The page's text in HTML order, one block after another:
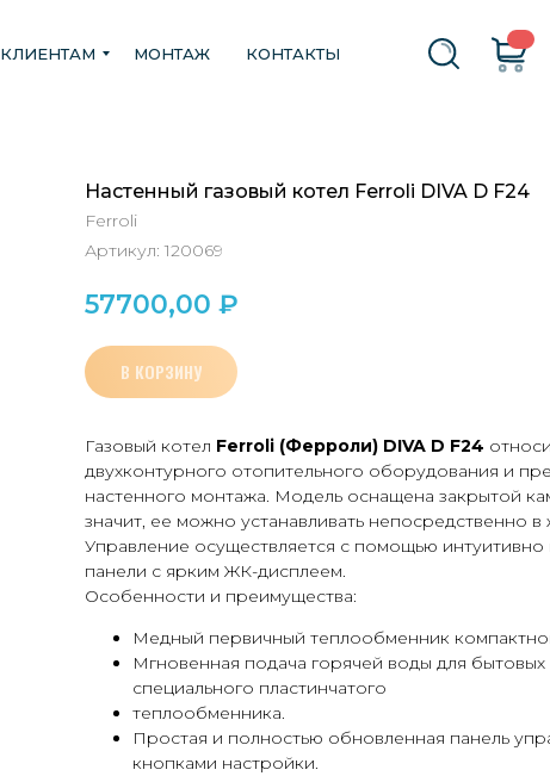
КЛИЕНТАМ МОНТАЖ КОНТАКТЫ
Настенный газовый котел Ferroli DIVA D F24
Ferroli
Артикул: 120069
57700,00 ₽
В КОРЗИНУ
Газовый котел Ferroli (Ферроли) DIVA D F24
двухконтурного отопительного оборудования и
настенного монтажа. Модель оснащена закрытой
значит, ее можно устанавливать непосредственно в
Управление осуществляется с помощью
панели с ярким ЖК-дисплеем.
Особенности и преимущества:
Медный первичный теплообменник
Мгновенная подача горячей воды для
специального пластинчатого
теплообменника.
Простая и полностью обновленная панель
кнопками настройки.